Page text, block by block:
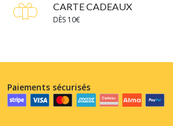
CARTE CADEAUX
DÈS 10€
Paiements sécurisés